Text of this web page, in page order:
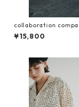
collaboration
her wallet
¥15,800